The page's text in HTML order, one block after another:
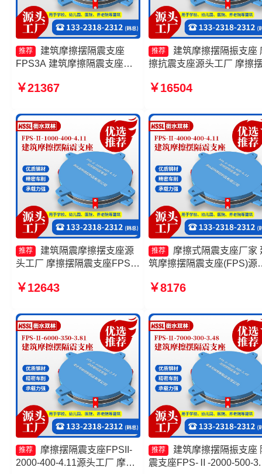
推荐
建筑摩擦摆隔震支座
FPS3A 建筑摩擦隔震支座源
厂 摩擦摆隔震支座FPSII-
￥21367
推荐
建筑摩擦摆隔振支座
擦抗震支座源头工厂 摩擦
摩擦摆减隔震球型支座生
￥16504
推荐
建筑隔震摩擦摆支座源
头工厂 摩擦摆隔震支座FPSII-
摆隔震支座FPSII-4000-400-
支座生产厂家
￥12643
推荐
摩擦式隔震支座厂家
筑摩擦摆隔震支座(FPS)源
摩擦摆隔震支座FPSII-
￥8176
推荐
摩擦摆隔震支座FPSII-
2000-400-4.11源头工厂 摩擦
推荐
建筑摩擦摆隔振支座
震支座FPS-Ⅱ-2000-500-